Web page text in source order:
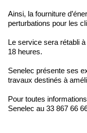
Ainsi, la fourniture
perturbations pour les
Le service sera rétabli
18 heures.
Senelec présente ses
travaux destinés à
Pour toutes
Senelec au 33 867 66